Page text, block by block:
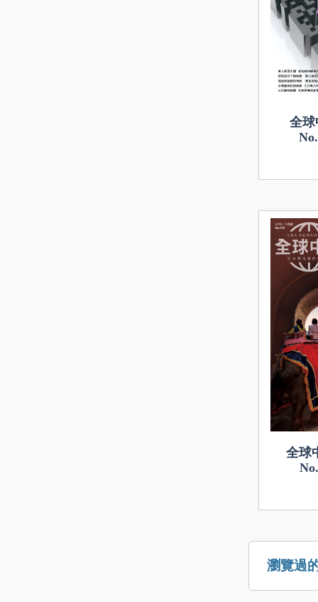
全球
全球
瀏覽過